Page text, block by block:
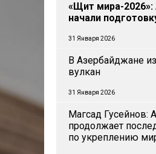
«Щит мира-
начали
31 Января 2026
В Азербайджане
вулкан
31 Января 2026
Магсад Гусейнов:
продолжает
по укреплению